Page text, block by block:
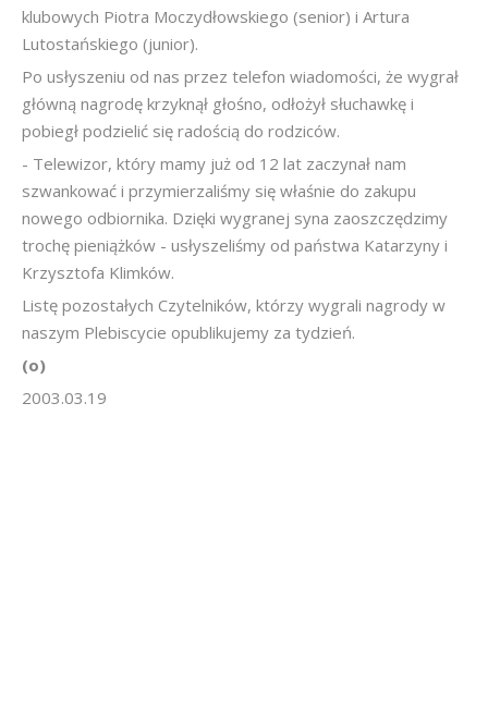
klubowych Piotra Moczydłowskiego (senior) i Artura
Lutostańskiego (junior).
Po usłyszeniu od nas przez telefon wiadomości, że wygrał
główną nagrodę krzyknął głośno, odłożył słuchawkę i
pobiegł podzielić się radością do rodziców.
- Telewizor, który mamy już od 12 lat zaczynał nam
szwankować i przymierzaliśmy się właśnie do zakupu
nowego odbiornika. Dzięki wygranej syna zaoszczędzimy
trochę pieniążków - usłyszeliśmy od państwa Katarzyny i
Krzysztofa Klimków.
Listę pozostałych Czytelników, którzy wygrali nagrody w
naszym Plebiscycie opublikujemy za tydzień.
(o)
2003.03.19